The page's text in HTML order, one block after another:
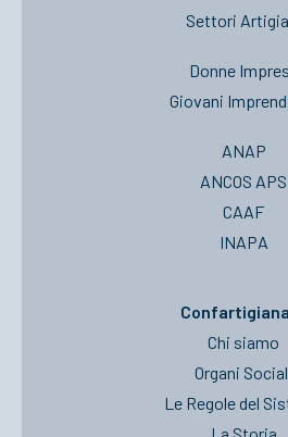
Settori
Donne
Giovani
ANAP
ANCOS APS
CAAF
INAPA
Chi siamo
Organi
Le Regole del